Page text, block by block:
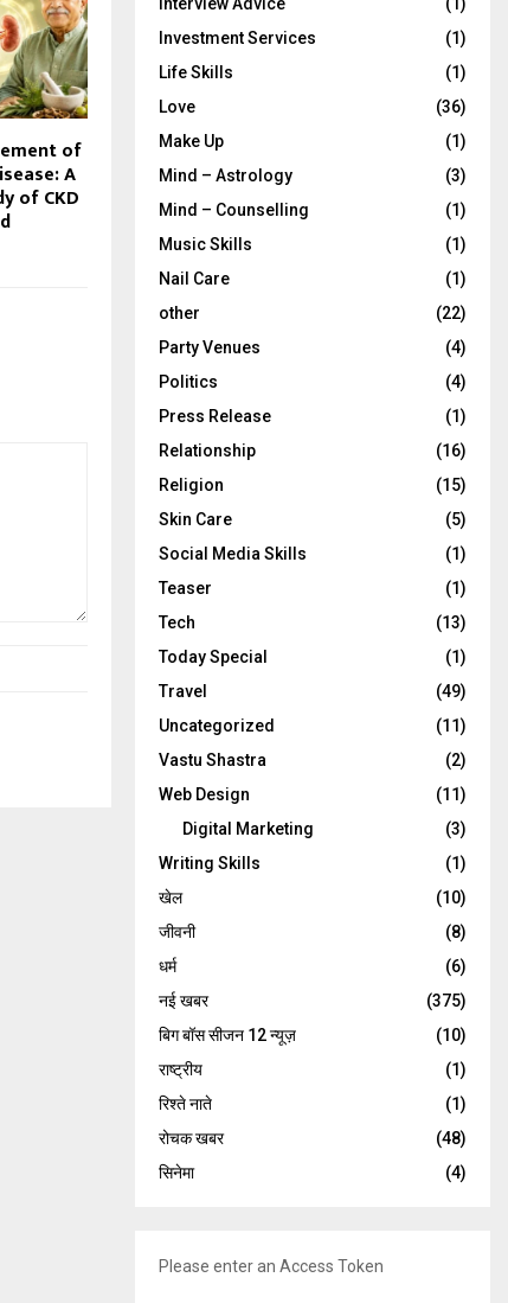
of
A
of CKD
Investment Services
(1)
Life Skills
(1)
Love
(36)
Make Up
(1)
Mind – Astrology
(3)
Mind – Counselling
(1)
Music Skills
(1)
Nail Care
(1)
other
(22)
Party Venues
(4)
Politics
(4)
Press Release
(1)
Relationship
(16)
Religion
(15)
Skin Care
(5)
Social Media Skills
(1)
Teaser
(1)
Tech
(13)
Today Special
(1)
Travel
(49)
Uncategorized
(11)
Vastu Shastra
(2)
Web Design
(11)
Digital Marketing
(3)
Writing Skills
(1)
खेल
(10)
जीवनी
(8)
धर्म
(6)
नई खबर
(375)
बिग बॉस सीजन 12 न्यूज़
(10)
राष्ट्रीय
(1)
रिश्ते नाते
(1)
रोचक खबर
(48)
सिनेमा
(4)
Please enter an Access Token